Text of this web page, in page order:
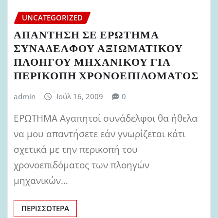
UNCATEGORIZED
ΑΠΑΝΤΗΣΗ ΣΕ ΕΡΩΤΗΜΑ
ΣΥΝΑΔΕΛΦΟΥ ΑΞΙΩΜΑΤΙΚΟΥ
ΠΛΟΗΓΟΥ ΜΗΧΑΝΙΚΟΥ ΓΙΑ
ΠΕΡΙΚΟΠΗ ΧΡΟΝΟΕΠΙΔΟΜΑΤΟΣ
admin Ιούλ 16, 2009 0
ΕΡΩΤΗΜΑ Αγαπητοί συνάδελφοι θα ήθελα
να μου απαντήσετε εάν γνωρίζεται κάτι
σχετικά με την περικοπή του
χρονοεπιδόματος των πλοηγών
μηχανικών…
ΠΕΡΙΣΣΌΤΕΡΑ